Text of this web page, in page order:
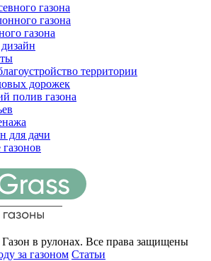
газона
газона
газона
территории
дорожек
полив газона
для дачи
в рулонах. Все права защищены
за газоном Статьи